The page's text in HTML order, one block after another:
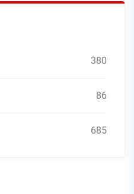
380
86
685